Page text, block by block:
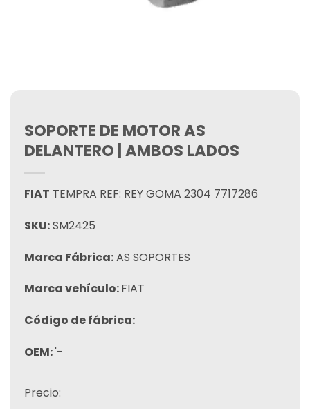
SOPORTE DE MOTOR AS
DELANTERO | AMBOS LADOS
FIAT TEMPRA REF: REY GOMA 2304 7717286
SKU:SM2425
Marca Fábrica:AS SOPORTES
Marca vehículo:FIAT
Código de fábrica:
OEM:'-
Precio: